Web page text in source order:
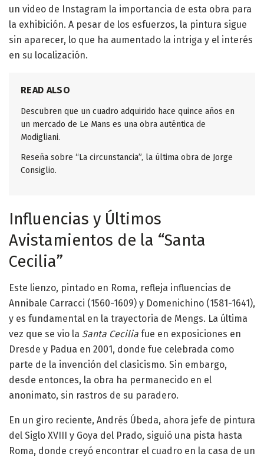
un video de Instagram la importancia de esta obra para
la exhibición. A pesar de los esfuerzos, la pintura sigue
sin aparecer, lo que ha aumentado la intriga y el interés
en su localización.
READ ALSO
Descubren que un cuadro adquirido hace quince años en
un mercado de Le Mans es una obra auténtica de
Modigliani.
Reseña sobre “La circunstancia”, la última obra de Jorge
Consiglio.
Influencias y Últimos
Avistamientos de la “Santa
Cecilia”
Este lienzo, pintado en Roma, refleja influencias de
Annibale Carracci (1560-1609) y Domenichino (1581-1641),
y es fundamental en la trayectoria de Mengs. La última
vez que se vio la Santa Cecilia fue en exposiciones en
Dresde y Padua en 2001, donde fue celebrada como
parte de la invención del clasicismo. Sin embargo,
desde entonces, la obra ha permanecido en el
anonimato, sin rastros de su paradero.
En un giro reciente, Andrés Úbeda, ahora jefe de pintura
del Siglo XVIII y Goya del Prado, siguió una pista hasta
Roma, donde creyó encontrar el cuadro en la casa de un